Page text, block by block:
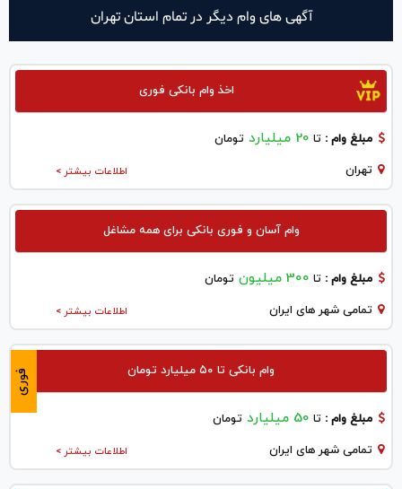
آگهی های وام دیگر در تمام استان تهران
اخذ وام بانکی فوری
مبلغ وام : تا 20 میلیارد تومان
اطلاعات بیشتر > تهران
وام آسان و فوری بانکی برای همه مشاغل
مبلغ وام : تا 300 میلیون تومان
اطلاعات بیشتر > تمامی شهر های ایران
فوری وام بانکی تا ۵۰ میلیارد تومان
مبلغ وام : تا 50 میلیارد تومان
اطلاعات بیشتر > تمامی شهر های ایران